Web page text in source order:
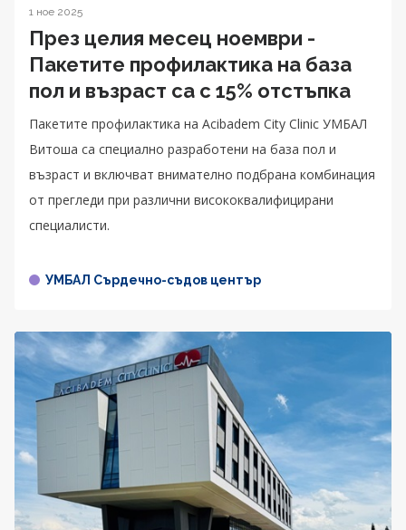
1 ное 2025
През целия месец ноември -
Пакетите профилактика на база
пол и възраст са с 15% отстъпка
Пакетите профилактика на Acibadem City Clinic УМБАЛ
Витоша са специално разработени на база пол и
възраст и включват внимателно подбрана комбинация
от прегледи при различни висококвалифицирани
специалисти.
УМБАЛ Сърдечно-съдов център